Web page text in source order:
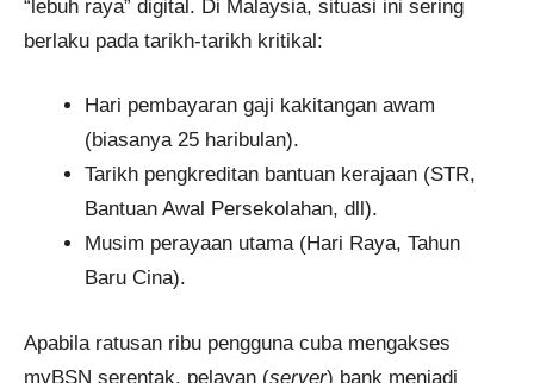
“lebuh raya” digital. Di Malaysia, situasi ini sering
berlaku pada tarikh-tarikh kritikal:
Hari pembayaran gaji kakitangan awam
(biasanya 25 haribulan).
Tarikh pengkreditan bantuan kerajaan (STR,
Bantuan Awal Persekolahan, dll).
Musim perayaan utama (Hari Raya, Tahun
Baru Cina).
Apabila ratusan ribu pengguna cuba mengakses
myBSN serentak, pelayan (server) bank menjadi